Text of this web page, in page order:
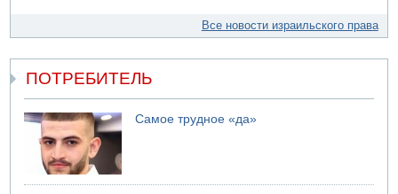
Все новости израильского права
ПОТРЕБИТЕЛЬ
Самое трудное «да»